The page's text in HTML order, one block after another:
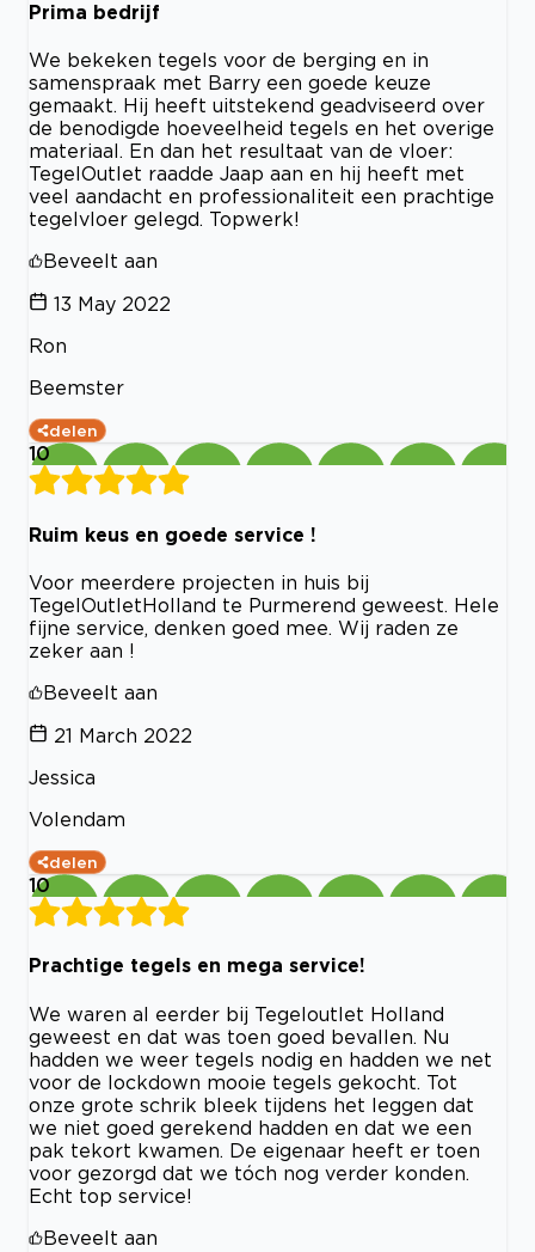
Prima bedrijf
We bekeken tegels voor de berging en in
samenspraak met Barry een goede keuze
gemaakt. Hij heeft uitstekend geadviseerd over
de benodigde hoeveelheid tegels en het overige
materiaal. En dan het resultaat van de vloer:
TegelOutlet raadde Jaap aan en hij heeft met
veel aandacht en professionaliteit een prachtige
tegelvloer gelegd. Topwerk!
Beveelt aan
13 May 2022
Ron
Beemster
delen
10
Ruim keus en goede service !
Voor meerdere projecten in huis bij
TegelOutletHolland te Purmerend geweest. Hele
fijne service, denken goed mee. Wij raden ze
zeker aan !
Beveelt aan
21 March 2022
Jessica
Volendam
delen
10
Prachtige tegels en mega service!
We waren al eerder bij Tegeloutlet Holland
geweest en dat was toen goed bevallen. Nu
hadden we weer tegels nodig en hadden we net
voor de lockdown mooie tegels gekocht. Tot
onze grote schrik bleek tijdens het leggen dat
we niet goed gerekend hadden en dat we een
pak tekort kwamen. De eigenaar heeft er toen
voor gezorgd dat we tóch nog verder konden.
Echt top service!
Beveelt aan